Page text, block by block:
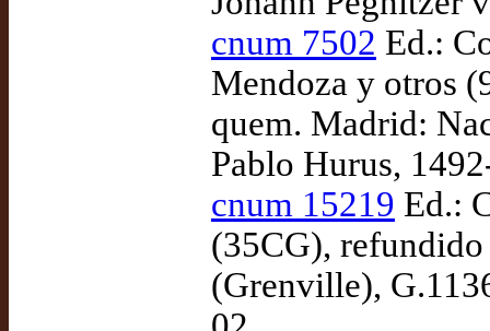
cnum 7502 Ed.:
Mendoza y otros
quem. Madrid:
Pablo Hurus,
cnum 15219 Ed.:
(35CG),
(Grenville),